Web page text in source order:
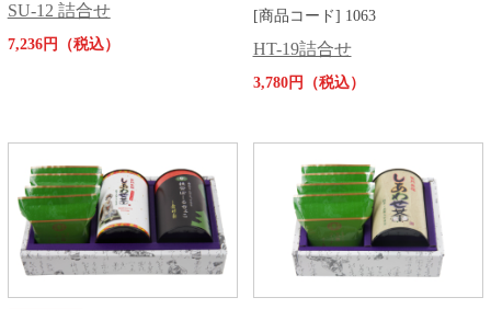
SU-12 詰合せ
7,236円（税込）
[商品コード] 1063
HT-19詰合せ
3,780円（税込）